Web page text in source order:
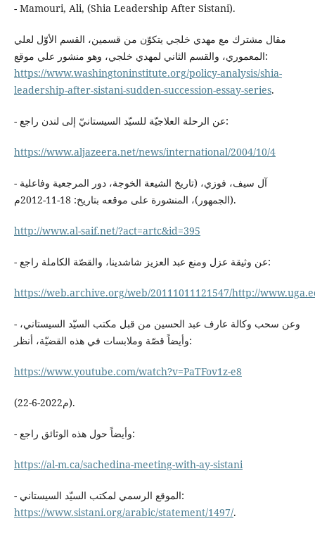
- Mamouri, Ali, (Shia Leadership After Sistani).
مقال مشترك مع مهدي خلجي يتكوّن من قسمين، القسم الأوّل لعلي
المعموري، والقسم الثاني لمهدي خلجي، وهو منشور علي موقع:
https://www.washingtoninstitute.org/policy-analysis/shia-
leadership-after-sistani-sudden-succession-essay-series.
- عن الرحلة العلاجيّة للسيّد السيستانيّ إلى لندن راجع:
https://www.aljazeera.net/news/international/2004/10/4
- آل سيف، فوزي، (تاريخ الشيعة الخوجة، دور المرجعية وفاعلية
الجمهور)، المنشورة على موقعه بتاريخ: 18-11-2012م).
http://www.al-saif.net/?act=artc&id=395
- عن وثيقة عزل ومنع عبد العزيز شاشدينا، والقصّة الكاملة راجع:
https://web.archive.org/web/20111011121547/http://
- وعن سحب وكالة عارف عبد الحسين من قبل مكتب السيّد السيستاني،
وأيضاً قصّة وملابسات في هذه القضيّة، أنظر:
https://www.youtube.com/watch?v=PaTFov1z-e8
(22-6-2022م).
- وأيضاً حول هذه الوثائق راجع:
https://al-m.ca/sachedina-meeting-with-ay-sistani
- الموقع الرسمي لمكتب السيّد السيستاني:
https://www.sistani.org/arabic/statement/1497/.